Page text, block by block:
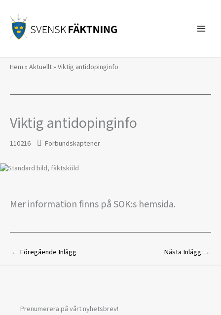
innehåll
Hem » Aktuellt» Viktig antidopinginfo
Viktig antidopinginfo
110216 Förbundskaptener
Mer information finns på SOK:s hemsida.
← Föregående Inlägg Nästa Inlägg →
Prenumerera på vårt nyhetsbrev!